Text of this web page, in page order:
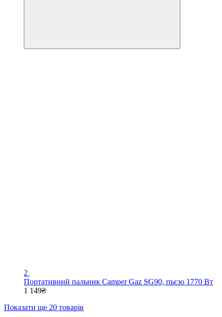
2
Портативний пальник Camper Gaz SG90, пьєзо 1770 Вт
1 149₴
Показати ще 20 товарів